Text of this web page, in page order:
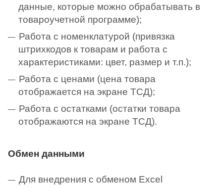
данные, которые можно обрабатывать в
товароучетной программе);
Работа с номенклатурой (привязка
штрихкодов к товарам и работа с
характеристиками: цвет, размер и т.п.);
Работа с ценами (цена товара
отображается на экране ТСД);
Работа с остатками (остатки товара
отображаются на экране ТСД).
Обмен данными
Для внедрения с обменом Excel